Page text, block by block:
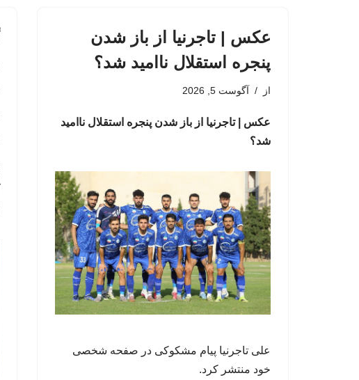
عکس | تاجرنیا از باز شدن
پنجره استقلال ناامید شد؟
از آگوست 5, 2026
عکس | تاجرنیا از باز شدن پنجره استقلال ناامید
شد؟
علی تاجرنیا پیام مشکوکی در صفحه شخصی
خود منتشر کرد.